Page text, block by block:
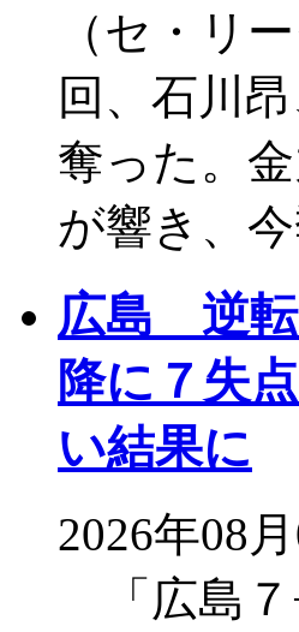
（セ・リ
回、石川
奪った。
が響き、
広島 逆転
降に７失
い結果に
2026年08
「広島７